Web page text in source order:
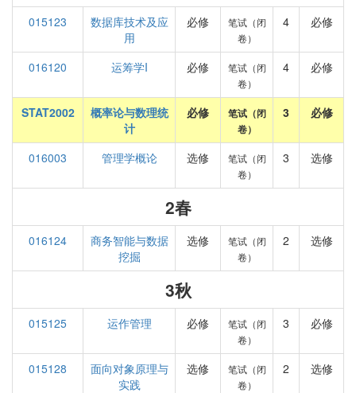
015123
数据库技术及应
用
必修
笔试（闭
卷）
4 必修
016120 运筹学I 必修
笔试（闭
卷）
4 必修
STAT2002
概率论与数理统
计
必修
笔试（闭
卷）
3 必修
016003 管理学概论 选修
笔试（闭
卷）
3 选修
2春
016124
商务智能与数据
挖掘
选修
笔试（闭
卷）
2 选修
3秋
015125 运作管理 必修
笔试（闭
卷）
3 必修
015128
面向对象原理与
实践
选修
笔试（闭
卷）
2 选修